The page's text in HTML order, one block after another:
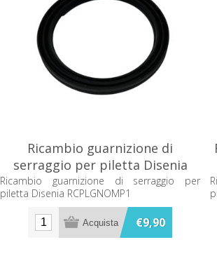
Ricambio guarnizione di
serraggio per piletta Disenia
RCPLGNOMP1
Ricambio guarnizione di serraggio per
piletta Disenia RCPLGNOMP1
€9,90